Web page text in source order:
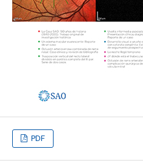
PDF